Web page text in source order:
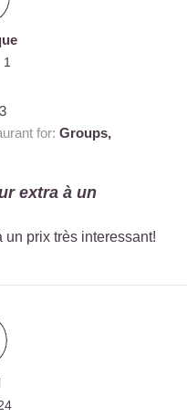
1
for: Groups,
extra à un
un prix très interessant!